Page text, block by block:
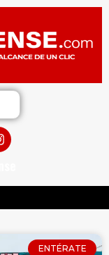
ENTÉRATE